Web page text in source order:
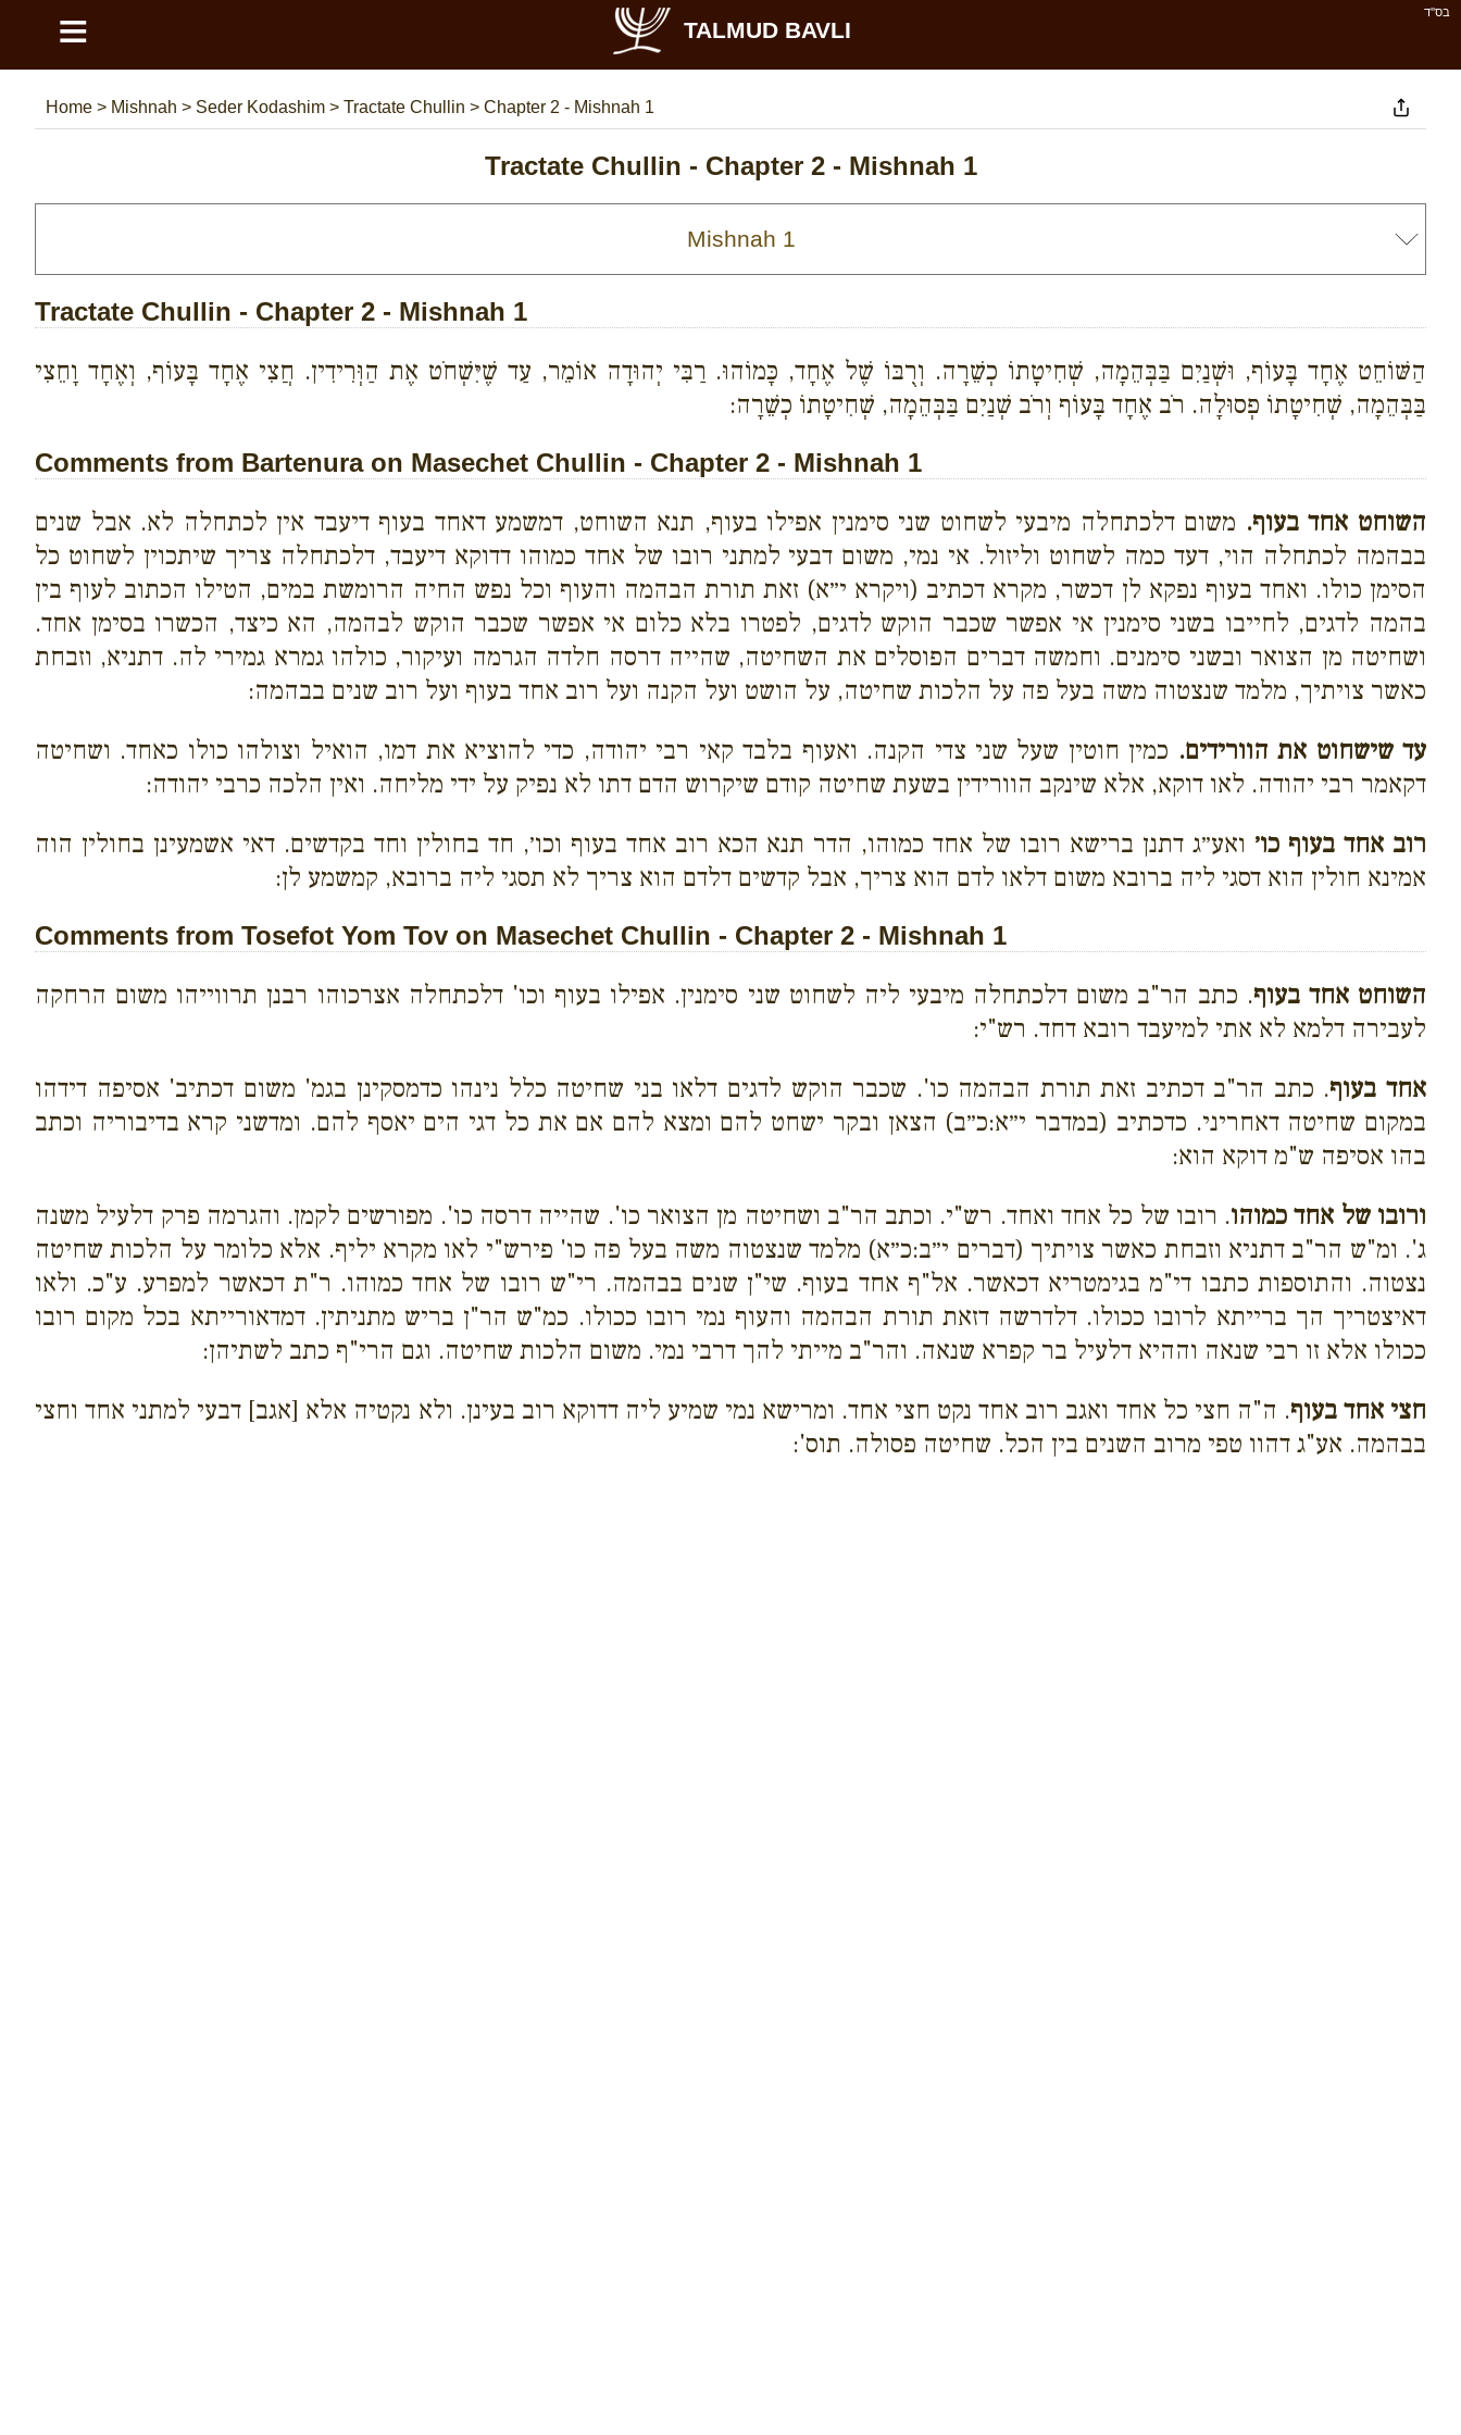
בס''ד ≡ TALMUD BAVLI
Home > Mishnah > Seder Kodashim > Tractate Chullin > Chapter 2 - Mishnah 1
Tractate Chullin - Chapter 2 - Mishnah 1
Tractate Chullin - Chapter 2 - Mishnah 1
הַשּׁוֹחֵט אֶחָד בָּעוֹף, וּשְׁנַיִם בַּבְּהֵמָה, שְׁחִיטָתוֹ כְשֵׁרָה. וְרֻבּוֹ שֶׁל אֶחָד, כָּמוֹהוּ. רַבִּי יְהוּדָה אוֹמֵר, עַד שֶׁיִּשְׁחֹט אֶת הַוְּרִידִין. חֲצִי אֶחָד בָּעוֹף, וְאֶחָד וָחֵצִי
בַּבְּהֵמָה, שְׁחִיטָתוֹ פְסוּלָה. רֹב אֶחָד בָּעוֹף וְרֹב שְׁנַיִם בַּבְּהֵמָה, שְׁחִיטָתוֹ כְשֵׁרָה:
Comments from Bartenura on Masechet Chullin - Chapter 2 - Mishnah 1
השוחט אחד בעוף. משום דלכתחלה מיבעי לשחוט שני סימנין אפילו בעוף, תנא השוחט, דמשמע דאחד בעוף דיעבד אין לכתחלה לא. אבל שנים
בבהמה לכתחלה הוי, דעד כמה לשחוט וליזול. אי נמי, משום דבעי למתני רובו של אחד כמוהו דדוקא דיעבד, דלכתחלה צריך שיתכוין לשחוט כל
הסימן כולו. ואחד בעוף נפקא לן דכשר, מקרא דכתיב (ויקרא י״א) זאת תורת הבהמה והעוף וכל נפש החיה הרומשת במים, הטילו הכתוב לעוף בין
בהמה לדגים, לחייבו בשני סימנין אי אפשר שכבר הוקש לדגים, לפטרו בלא כלום אי אפשר שכבר הוקש לבהמה, הא כיצד, הכשרו בסימן אחד.
ושחיטה מן הצואר ובשני סימנים. וחמשה דברים הפוסלים את השחיטה, שהייה דרסה חלדה הגרמה ועיקור, כולהו גמרא גמירי לה. דתניא, וזבחת
כאשר צויתיך, מלמד שנצטוה משה בעל פה על הלכות שחיטה, על הושט ועל הקנה ועל רוב אחד בעוף ועל רוב שנים בבהמה:
עד שישחוט את הוורידים. כמין חוטין שעל שני צדי הקנה. ואעוף בלבד קאי רבי יהודה, כדי להוציא את דמו, הואיל וצולהו כולו כאחד. ושחיטה
דקאמר רבי יהודה. לאו דוקא, אלא שינקב הוורידין בשעת שחיטה קודם שיקרוש הדם דתו לא נפיק על ידי מליחה. ואין הלכה כרבי יהודה:
רוב אחד בעוף כו׳ ואע״ג דתנן ברישא רובו של אחד כמוהו, הדר תנא הכא רוב אחד בעוף וכו׳, חד בחולין וחד בקדשים. דאי אשמעינן בחולין הוה
אמינא חולין הוא דסגי ליה ברובא משום דלאו לדם הוא צריך, אבל קדשים דלדם הוא צריך לא תסגי ליה ברובא, קמשמע לן:
Comments from Tosefot Yom Tov on Masechet Chullin - Chapter 2 - Mishnah 1
השוחט אחד בעוף. כתב הר"ב משום דלכתחלה מיבעי ליה לשחוט שני סימנין. אפילו בעוף וכו' דלכתחלה אצרכוהו רבנן תרווייהו משום הרחקה
לעבירה דלמא לא אתי למיעבד רובא דחד. רש"י:
אחד בעוף. כתב הר"ב דכתיב זאת תורת הבהמה כו'. שכבר הוקש לדגים דלאו בני שחיטה כלל נינהו כדמסקינן בגמ' משום דכתיב' אסיפה דידהו
במקום שחיטה דאחריני. כדכתיב (במדבר י״א:כ״ב) הצאן ובקר ישחט להם ומצא להם אם את כל דגי הים יאסף להם. ומדשני קרא בדיבוריה וכתב
בהו אסיפה ש"מ דוקא הוא:
ורובו של אחד כמוהו. רובו של כל אחד ואחד. רש"י. וכתב הר"ב ושחיטה מן הצואר כו'. שהייה דרסה כו'. מפורשים לקמן. והגרמה פרק דלעיל משנה
ג'. ומ"ש הר"ב דתניא וזבחת כאשר צויתיך (דברים י״ב:כ״א) מלמד שנצטוה משה בעל פה כו' פירש"י לאו מקרא יליף. אלא כלומר על הלכות שחיטה
נצטוה. והתוספות כתבו די"מ בגימטריא דכאשר. אל"ף אחד בעוף. שי"ן שנים בבהמה. רי"ש רובו של אחד כמוהו. ר"ת דכאשר למפרע. ע"כ. ולאו
דאיצטריך הך ברייתא לרובו ככולו. דלדרשה דזאת תורת הבהמה והעוף נמי רובו ככולו. כמ"ש הר"ן בריש מתניתין. דמדאורייתא בכל מקום רובו
ככולו אלא זו רבי שנאה וההיא דלעיל בר קפרא שנאה. והר"ב מייתי להך דרבי נמי. משום הלכות שחיטה. וגם הרי"ף כתב לשתיהן:
חצי אחד בעוף. ה"ה חצי כל אחד ואגב רוב אחד נקט חצי אחד. ומרישא נמי שמיע ליה דדוקא רוב בעינן. ולא נקטיה אלא [אגב] דבעי למתני אחד וחצי
בבהמה. אע"ג דהוו טפי מרוב השנים בין הכל. שחיטה פסולה. תוס':